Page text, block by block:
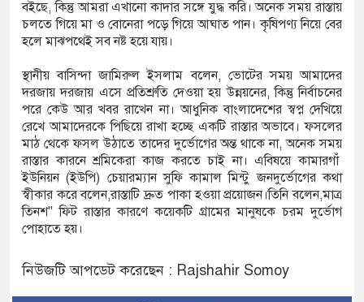
বইছে, কিন্তু আমরা এখানো কাদার সঙ্গে যুদ্ধ করি। অনেক সময় রাস্তায়
চলতে গিয়ে মা ও বোনেরা পড়ে গিয়ে আঘাত পান। কৃষিপণ্য নিয়ে বের
হলে মাঝপথেই সব নষ্ট হয়ে যায়।
স্থানীয় বাসিন্দা জামিরুল ইসলাম বলেন, ভোটের সময় আমাদের
দরজায় দরজায় এসে প্রতিশ্রুতি দেওয়া হয় উন্নয়নের, কিন্তু নির্বাচনের
পরে কেউ আর খবর রাখেন না। আধুনিক বাংলাদেশের স্বপ্ন দেখিয়ে
রেখে আমাদেরকে পিছিয়ে রাখা হচ্ছে একটি রাস্তার অভাবে। ফসলের
মাঠ থেকে ফসল উঠাতে তাদের দুর্ভোগের অন্ত থাকে না, অনেক সময়
রাস্তার কারনে শ্রমিকেরা কাজ করতে চাই না। এবিষয়ে কামারগাঁ
ইউনিয়ন (ইউপি) চেয়ারম্যান সুফি কামাল মিন্টু জনদুর্ভোগের কথা
স্বীকার করে বলেন,রাস্তাটি দ্রুত পাকা হওয়া প্রয়োজন।তিনি বলেন,মাত্র
তিনশ" ফিট রাস্তার কারণে কয়েকটি গ্রামের মানুষকে চরম দুর্ভোগ
পোহাতে হয়।
নিউজটি আপডেট করেছেন : Rajshahir Somoy